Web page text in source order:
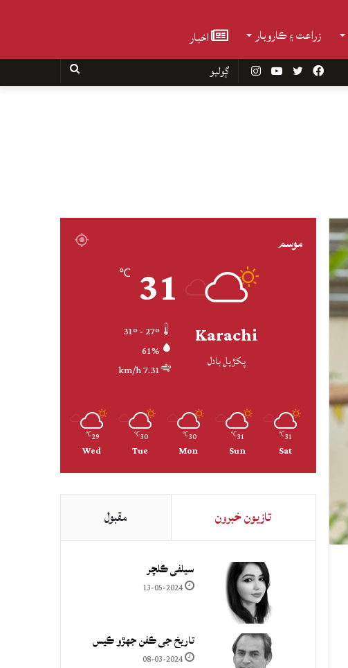
زراعت ۽ ڪاروبار اخبار
InstagramYouTube Twitter
Facebook
موسم
Karachi
پکڙيل بادل
31
℃
61%
7.31 km/h
31
℃
Sat
31
℃
Sun
30
℃
Mon
30
℃
Tue
29
℃
Wed
تازيون خبرون مقبول
سيلفي ڪلچر
13-05-2024
تاريخ جي ڪفن جھڙو ڪيس
08-03-2024